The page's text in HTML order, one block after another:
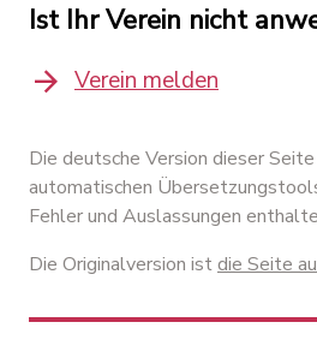
Ist Ihr Verein nicht
Verein melden
Die deutsche Version dieser
automatischen
Fehler und Auslassungen
Die Originalversion istdie Seite